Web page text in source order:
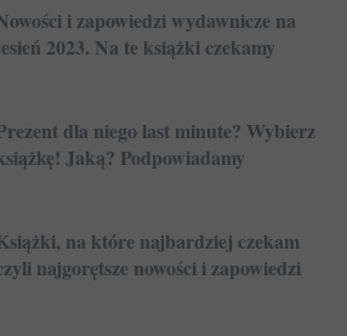
i zapowiedzi wydawnicze na
2023. Na te książki czekamy
dla niego last minute? Wybierz
Jaką? Podpowiadamy
na które najbardziej czekam
najgorętsze nowości i zapowiedzi